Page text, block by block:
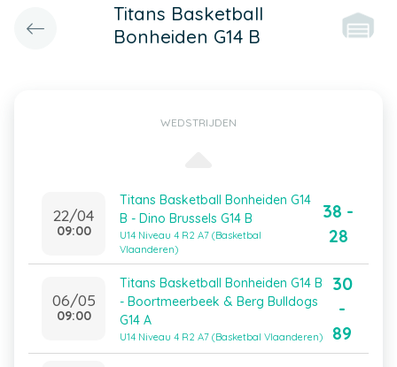
Titans Basketball
Bonheiden G14 B
WEDSTRIJDEN
22/04
09:00
Titans Basketball Bonheiden G14
B - Dino Brussels G14 B
U14 Niveau 4 R2 A7 (Basketbal
Vlaanderen)
38 -
28
06/05
09:00
Titans Basketball Bonheiden G14 B
- Boortmeerbeek & Berg Bulldogs
G14 A
U14 Niveau 4 R2 A7 (Basketbal Vlaanderen)
30
-
89